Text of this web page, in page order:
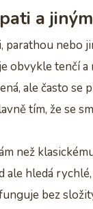
a
parathou nebo
tenčí a
ale často
tím, že se
než
ale hledá
bez